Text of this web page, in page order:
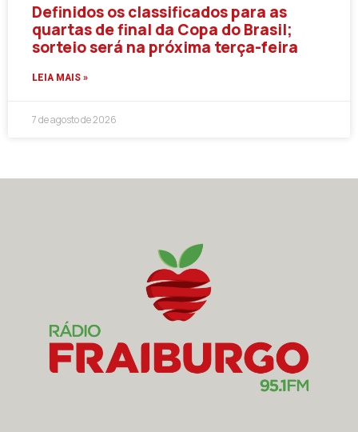
Definidos os classificados para as
quartas de final da Copa do Brasil;
sorteio será na próxima terça-feira
LEIA MAIS »
7 de agosto de 2026